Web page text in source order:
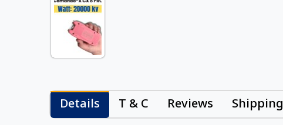
Details T & C Reviews Shipping